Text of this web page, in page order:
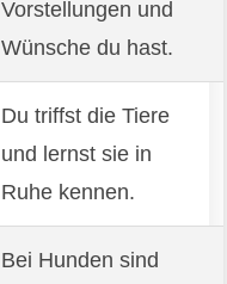
Vorstellungen und
Wünsche du hast.
Du triffst die Tiere
und lernst sie in
Ruhe kennen.
Bei Hunden sind